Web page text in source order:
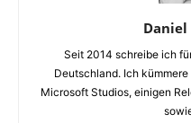
Daniel
Seit 2014 schreibe ich
Deutschland. Ich
Microsoft Studios, einigen